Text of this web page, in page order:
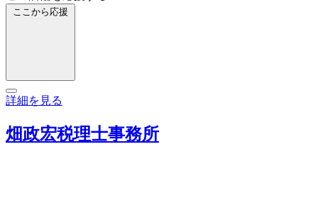
ここから応援
詳細を見る
畑政宏税理士事務所